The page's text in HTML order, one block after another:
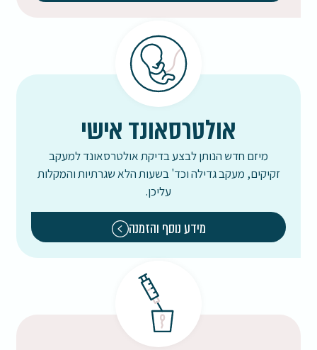
אולטרסאונד אישי
מיזם חדש הנותן לבצע בדיקת אולטרסאונד למעקב
זקיקים, מעקב גדילה וכד' בשעות הלא שגרתיות והמקלות
עליכן.
מידע נוסף והזמנה